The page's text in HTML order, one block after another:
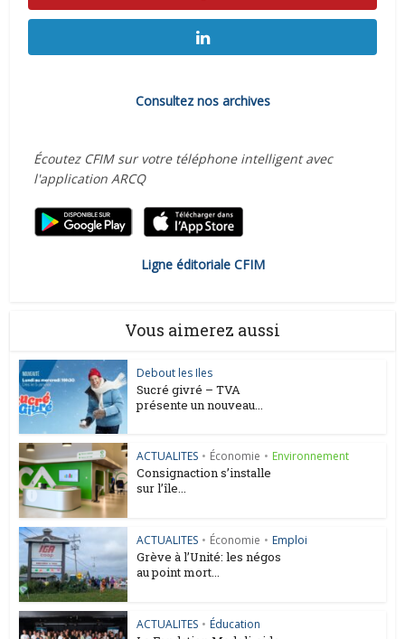
Consultez nos archives
Écoutez CFIM sur votre téléphone intelligent avec
l'application ARCQ
Ligne éditoriale CFIM
Vous aimerez aussi
Debout les Iles
Sucré givré – TVA
présente un nouveau...
ACTUALITES • Économie • Environnement
Consignaction s’installe
sur l’île...
ACTUALITES • Économie • Emploi
Grève à l’Unité: les négos
au point mort...
ACTUALITES • Éducation